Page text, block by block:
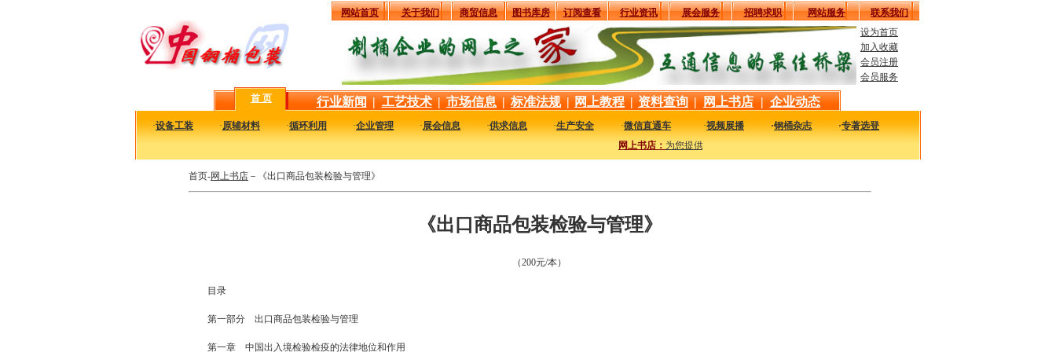
网站首页 关于我们 商贸信息 图书库房 订阅查看 行业资讯 展会服务 招聘求职 网站服务
联系我们
设为首页
加入收藏
会员注册
会员服务
首 页
行业新闻 | 工艺技术 | 市场信息 | 标准法规 | 网上教程 | 资料查询 | 网上书店 | 企业动态
·设备工装 ·原辅材料 ·循环利用 ·企业管理 ·展会信息 ·供求信息 ·生产安全 ·微信直通车 ·视频展播 ·钢桶杂志 ·专著选登
网上书店： 为您提供最新最实用的图书，包括本站编著的图书及国内各组织内部发行的重要图书，以及行
首页-网上书店 －《出口商品包装检验与管理》
《出口商品包装检验与管理》
（200元/本）
目录
第一部分 出口商品包装检验与管理
第一章 中国出入境检验检疫的法律地位和作用